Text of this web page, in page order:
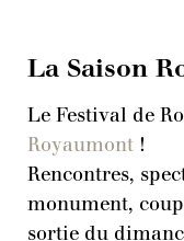
La Saison
Le Festival de
Royaumont !
Rencontres,
monument,
sortie du